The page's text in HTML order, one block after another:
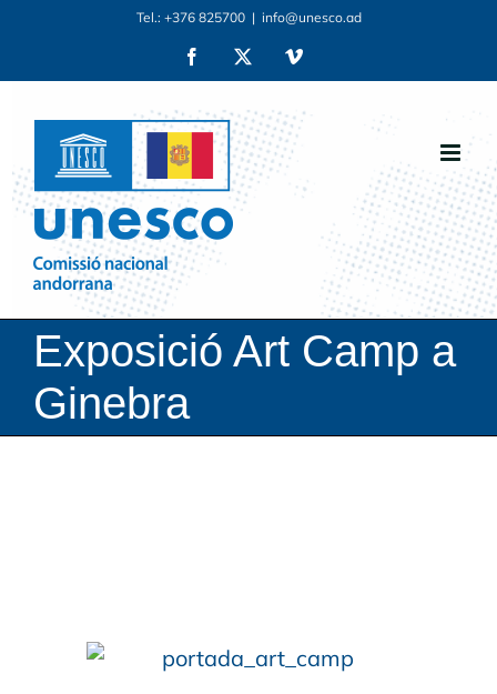
content
Tel.: +376 825700 | info@unesco.ad
Facebook Vimeo
Exposició Art Camp a
Ginebra